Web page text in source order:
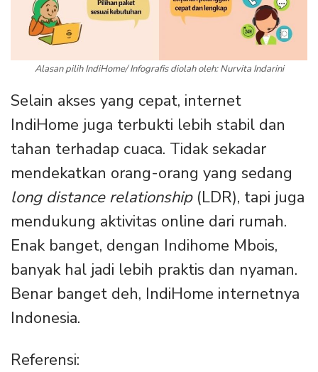
Alasan pilih IndiHome/ Infografis diolah oleh: Nurvita Indarini
Selain akses yang cepat, internet
IndiHome juga terbukti lebih stabil dan
tahan terhadap cuaca. Tidak sekadar
mendekatkan orang-orang yang sedang
long distance relationship(LDR), tapi juga
mendukung aktivitas online dari rumah.
Enak banget, dengan Indihome Mbois,
banyak hal jadi lebih praktis dan nyaman.
Benar banget deh, IndiHome internetnya
Indonesia.
Referensi: